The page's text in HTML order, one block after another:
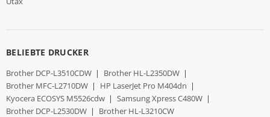
BELIEBTE DRUCKER
Brother DCP-L3510CDW | Brother HL-L2350DW |
Brother MFC-L2710DW | HP LaserJet Pro M404dn |
Kyocera ECOSYS M5526cdw | Samsung Xpress C480W |
Brother DCP-L2530DW | Brother HL-L3210CW